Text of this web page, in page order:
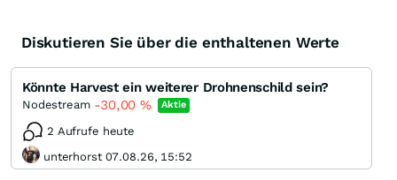
Diskutieren Sie über die enthaltenen Werte
Könnte Harvest ein weiterer Drohnenschild sein?
Nodestream -30,00 % Aktie
2 Aufrufe heute
unterhorst 07.08.26, 15:52